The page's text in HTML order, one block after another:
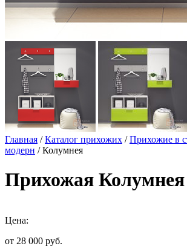
Главная /Каталог прихожих /Прихожие в
модерн / Колумнея
Прихожая Колумнея
Цена:
от 28 000 руб.